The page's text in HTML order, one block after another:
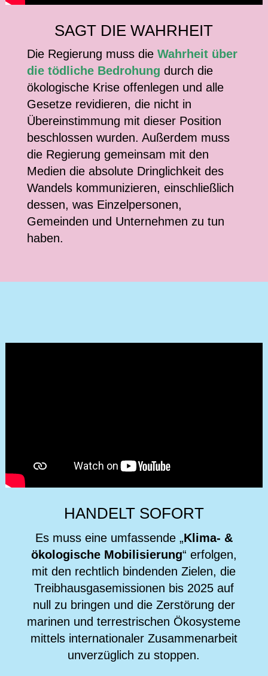
SAGT DIE WAHRHEIT
Die Regierung muss die Wahrheit über
die tödliche Bedrohung durch die
ökologische Krise offenlegen und alle
Gesetze revidieren, die nicht in
Übereinstimmung mit dieser Position
beschlossen wurden. Außerdem muss
die Regierung gemeinsam mit den
Medien die absolute Dringlichkeit des
Wandels kommunizieren, einschließlich
dessen, was Einzelpersonen,
Gemeinden und Unternehmen zu tun
haben.
HANDELT SOFORT
Es muss eine umfassende „Klima- &
ökologische Mobilisierung“ erfolgen,
mit den rechtlich bindenden Zielen, die
Treibhausgasemissionen bis 2025 auf
null zu bringen und die Zerstörung der
marinen und terrestrischen Ökosysteme
mittels internationaler Zusammenarbeit
unverzüglich zu stoppen.